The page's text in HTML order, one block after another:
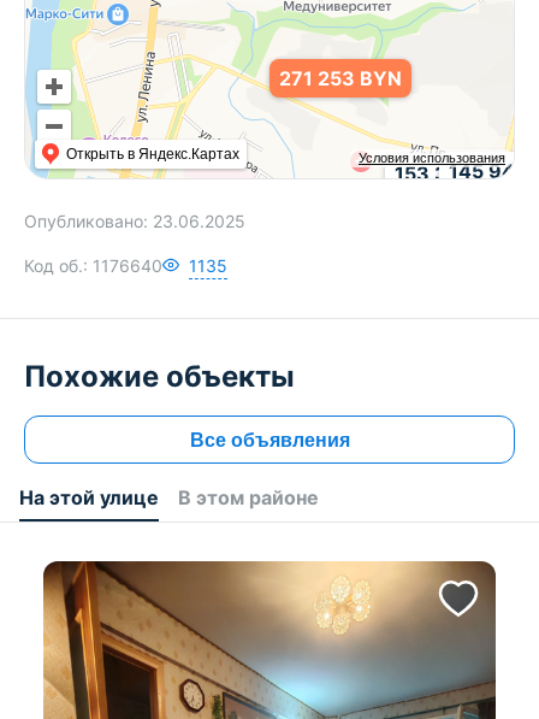
Условия использования
Открыть в Яндекс.Картах
153 317 BYN
145 946
271 253 BYN
Опубликовано: 23.06.2025
Код об.: 1176640 1135
Похожие объекты
Все объявления
На этой улице В этом районе